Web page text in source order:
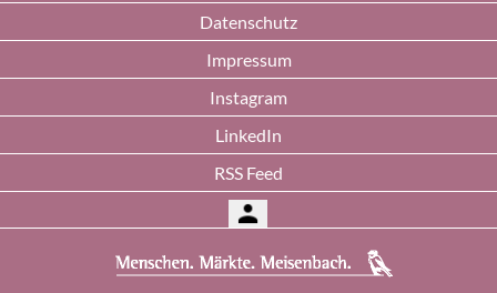
Datenschutz
Impressum
Instagram
LinkedIn
RSS Feed